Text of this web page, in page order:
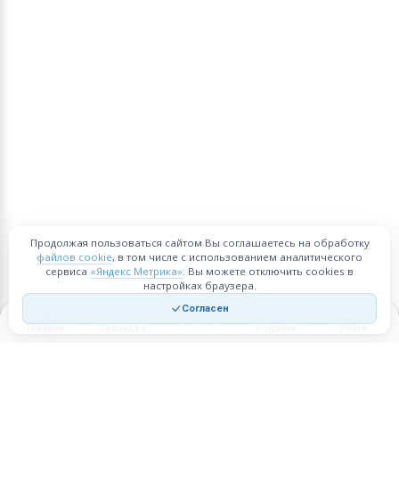
Главная Закладки Корзина Войти
Продолжая пользоваться сайтом Вы соглашаетесь на обработку
файлов cookie, в том числе с использованием аналитического
сервиса «Яндекс Метрика». Вы можете отключить cookies в
настройках браузера.
Согласен